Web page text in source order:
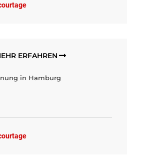
ERFAHREN
in Hamburg